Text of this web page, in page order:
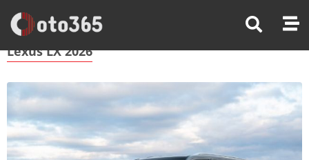
Trang Chủ Lexus LX 2026
Lexus LX 2026